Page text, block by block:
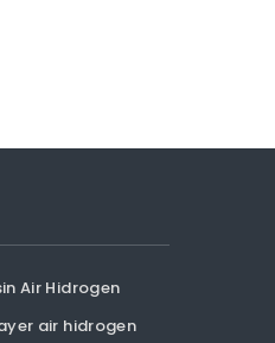
Air Hidrogen
air hidrogen